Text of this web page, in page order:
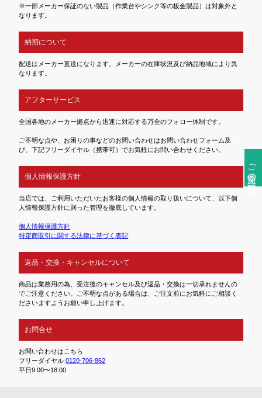
ご注文前の確認事項
※一部メーカー保証のない製品（作業台やシンク等の板金製品）は対象外と
なります。
納期について
配送はメーカー直送になります。メーカーの在庫状況及び納品地域により異
なります。
アフターサービス
全国各地のメーカー拠点から迅速に対応する万全のフォロー体制です。
ご不明な点や、お困りの事などのお問い合わせはお問い合わせフォーム及
び、下記フリーダイヤル（携帯可）でお気軽にお問い合わせください。
個人情報保護方針
当店では、ご利用いただいたお客様の個人情報の取り扱いについて、以下個
人情報保護方針に則った管理を徹底しています。
個人情報保護方針
特定商取引に関する法律に基づく表記
返品・交換・キャンセルについて
商品は業務用の為、受注後のキャンセル及び返品・交換は一切承れませんの
でご注意ください。ご不明な点がある場合は、ご注文前にお気軽にご相談く
ださいますようお願い申し上げます。
お問合せ
お問い合わせはこちら
フリーダイヤル0120-706-862
平日9:00〜18:00